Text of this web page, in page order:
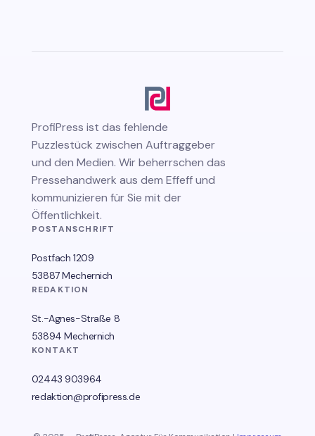
ProfiPress ist das fehlende
Puzzlestück zwischen Auftraggeber
und den Medien. Wir beherrschen das
Pressehandwerk aus dem Effeff und
kommunizieren für Sie mit der
Öffentlichkeit.
POSTANSCHRIFT
Postfach 1209
53887 Mechernich
REDAKTION
St.-Agnes-Straße 8
53894 Mechernich
KONTAKT
02443 903964
redaktion@profipress.de